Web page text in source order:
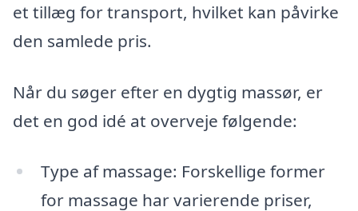
et tillæg for transport, hvilket kan påvirke
den samlede pris.
Når du søger efter en dygtig massør, er
det en god idé at overveje følgende:
Type af massage: Forskellige former
for massage har varierende priser,